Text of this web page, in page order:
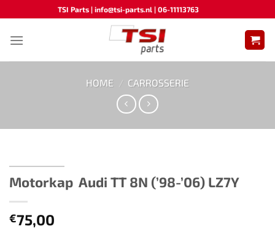
naar
inhoud
TSI Parts | info@tsi-parts.nl | 06-11113763
HOME / CARROSSERIE
Motorkap ​​​ ​​Audi TT 8N (’98-’06)​ LZ7Y
€75,00